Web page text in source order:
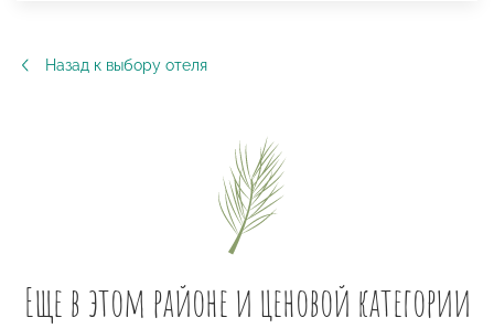
Назад к выбору отеля
Еще в этом районе и ценовой категории